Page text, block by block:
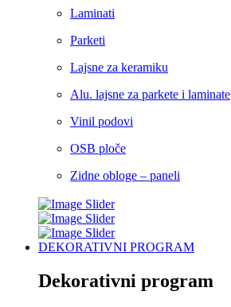
Laminati
Parketi
Lajsne za keramiku
Alu. lajsne za parkete i laminate
Vinil podovi
OSB ploče
Zidne obloge – paneli
DEKORATIVNI PROGRAM
Dekorativni program